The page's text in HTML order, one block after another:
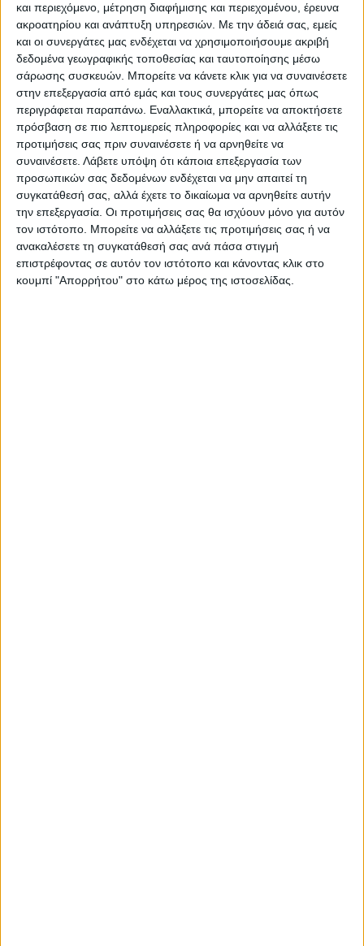
και περιεχόμενο, μέτρηση διαφήμισης και περιεχομένου, έρευνα
ακροατηρίου και ανάπτυξη υπηρεσιών. Με την άδειά σας, εμείς
και οι συνεργάτες μας ενδέχεται να χρησιμοποιήσουμε ακριβή
δεδομένα γεωγραφικής τοποθεσίας και ταυτοποίησης μέσω
σάρωσης συσκευών. Μπορείτε να κάνετε κλικ για να συναινέσετε
στην επεξεργασία από εμάς και τους συνεργάτες μας όπως
περιγράφεται παραπάνω. Εναλλακτικά, μπορείτε να αποκτήσετε
πρόσβαση σε πιο λεπτομερείς πληροφορίες και να αλλάξετε τις
προτιμήσεις σας πριν συναινέσετε ή να αρνηθείτε να
συναινέσετε. Λάβετε υπόψη ότι κάποια επεξεργασία των
προσωπικών σας δεδομένων ενδέχεται να μην απαιτεί τη
συγκατάθεσή σας, αλλά έχετε το δικαίωμα να αρνηθείτε αυτήν
την επεξεργασία. Οι προτιμήσεις σας θα ισχύουν μόνο για αυτόν
τον ιστότοπο. Μπορείτε να αλλάξετε τις προτιμήσεις σας ή να
ανακαλέσετε τη συγκατάθεσή σας ανά πάσα στιγμή
επιστρέφοντας σε αυτόν τον ιστότοπο και κάνοντας κλικ στο
κουμπί "Απορρήτου" στο κάτω μέρος της ιστοσελίδας.
ΠΑΡΟΜΟΙΑ ΑΡΘΡΑ